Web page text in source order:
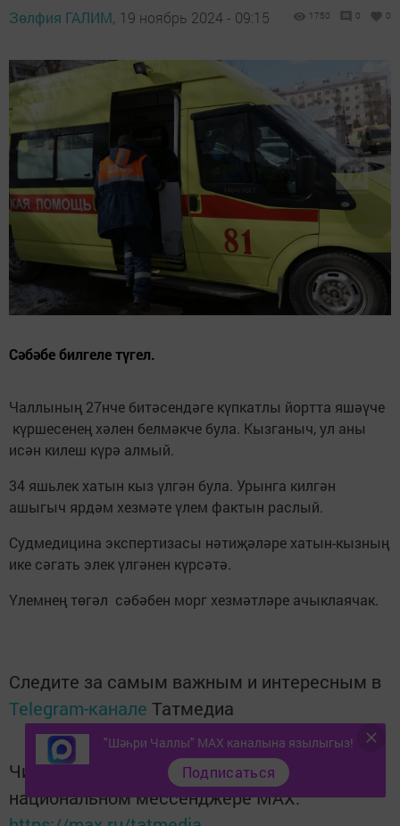
Зөлфия ГАЛИМ, 19 ноябрь 2024 - 09:15 1750 0 0
Сәбәбе билгеле түгел.
Чаллының 27нче битәсендәге күпкатлы йортта яшәүче
күршесенең хәлен белмәкче була. Кызганыч, ул аны
исән килеш күрә алмый.
34 яшьлек хатын кыз үлгән була. Урынга килгән
ашыгыч ярдәм хезмәте үлем фактын раслый.
Судмедицина экспертизасы нәтиҗәләре хатын-кызның
ике сәгать элек үлгәнен күрсәтә.
Үлемнең төгәл сәбәбен морг хезмәтләре ачыклаячак.
Следите за самым важным и интересным в
Telegram-канале Татмедиа
Читайте новости Татарстана в
национальном мессенджере MАХ:
"Шәһри Чаллы" MAX каналына язылыгыз!
Подписаться